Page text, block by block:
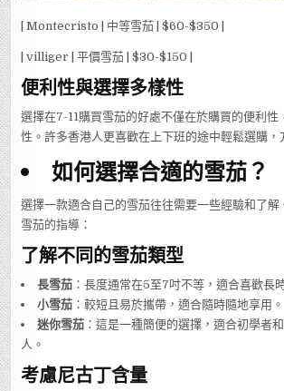
| Montecristo | 中等雪茄 | $60-$350 |
| villiger | 平價雪茄 | $30-$150 |
便利性與選擇多樣性
選擇在7-11購買雪茄的好處不僅在於購買的便利性
性。許多香港人更喜歡在上下班的途中輕鬆選購，
如何選擇合適的雪茄？
選擇一款適合自己的雪茄往往需要一些經驗和了解
雪茄的指導：
了解不同的雪茄類型
長雪茄 ：長度通常在5至7吋不等，適合喜歡長
小雪茄 ：較短且易於攜帶，適合隨時隨地享用。
迷你雪茄 ：這是一種簡便的選擇，適合初學者
人。
考慮尼古丁含量